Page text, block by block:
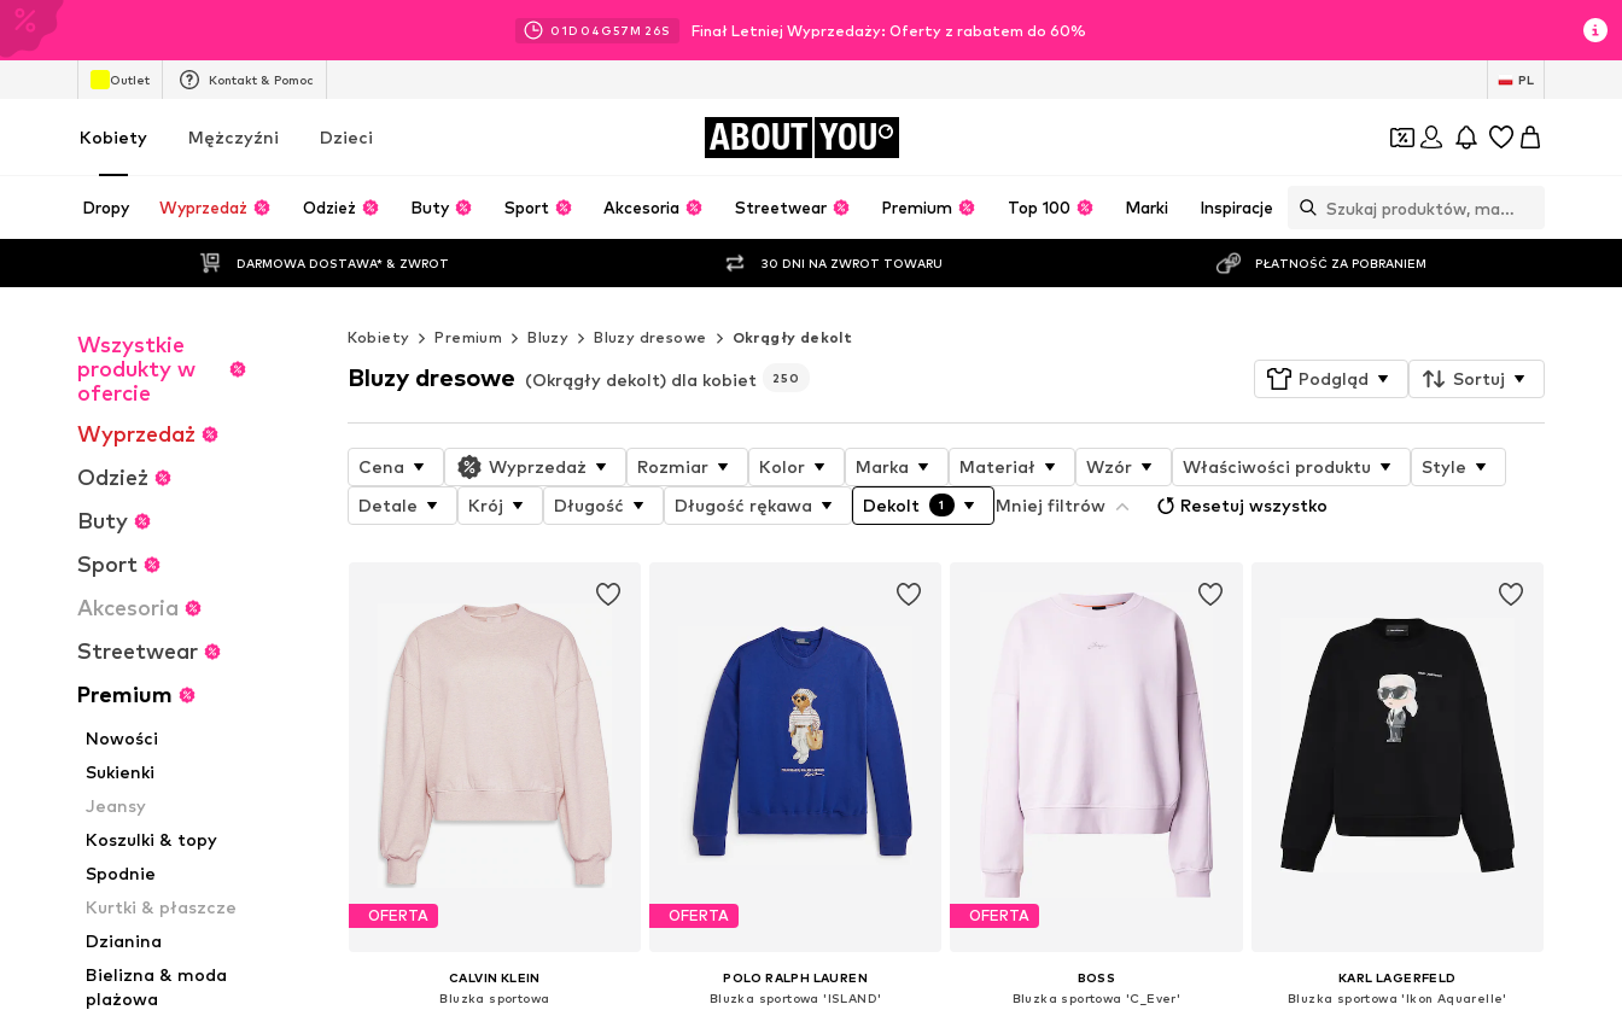
01D 04 G57M 24S Finał Letniej Wyprzedaży: Oferty z rabatem do 60%
Outlet Kontakt & Pomoc PL
Kobiety Mężczyźni Dzieci ABOUT YOU
Dropy Wyprzedaż Odzież Buty Sport Akcesoria Streetwear Premium Top 100 Marki Inspiracje
DARMOWA DOSTAWA* & ZWROT 30 DNI NA ZWROT TOWARU PŁATNOŚĆ ZA POBRANIEM
Wszystkie
produkty w
ofercie
Wyprzedaż
Odzież
Buty
Sport
Akcesoria
Streetwear
Premium
Nowości
Sukienki
Jeansy
Koszulki & topy
Spodnie
Kurtki & płaszcze
Dzianina
Bielizna & moda
plażowa
Kobiety Premium Bluzy Bluzy dresowe Okrągły dekolt
Bluzy dresowe (Okrągły dekolt) dla kobiet 250 Podgląd Sortuj
Cena Wyprzedaż Rozmiar Kolor Marka Materiał Wzór Właściwości produktu
Style
Detale
Krój Długość Długość rękawa Dekolt 1 Mniej filtrów Resetuj wszystko
OFERTA
CALVIN KLEIN
Bluzka sportowa
OFERTA
POLO RALPH LAUREN
Bluzka sportowa 'ISLAND'
OFERTA
BOSS
Bluzka sportowa 'C_Ever'
KARL LAGERFELD
Bluzka sportowa 'Ikon Aquarelle'